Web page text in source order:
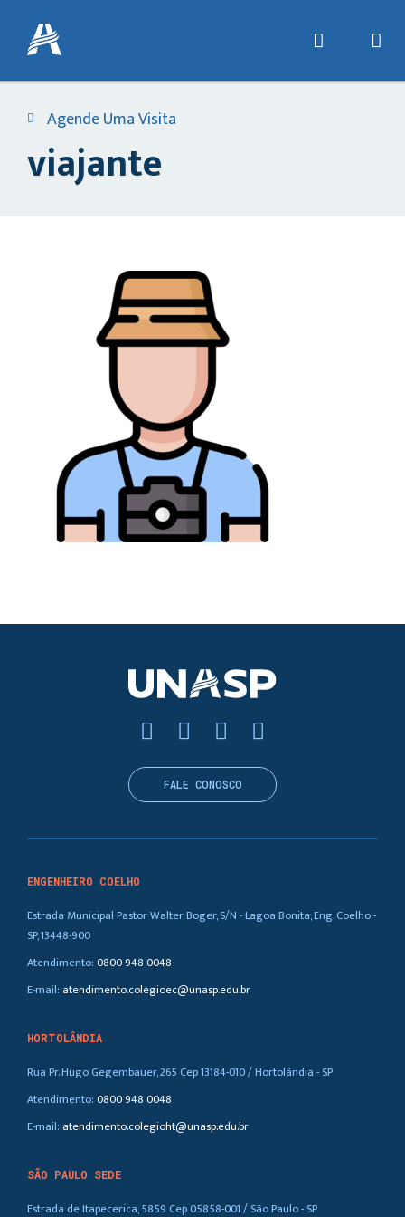
Agende Uma Visita
viajante
ENGENHEIRO COELHO
Estrada Municipal Pastor Walter Boger, S/N - Lagoa Bonita, Eng. Coelho -
SP, 13448-900
Atendimento:0800 948 0048
E-mail: atendimento.colegioec@unasp.edu.br
HORTOLÂNDIA
Rua Pr. Hugo Gegembauer, 265 Cep 13184-010 / Hortolândia - SP
Atendimento:0800 948 0048
E-mail: atendimento.colegioht@unasp.edu.br
SÃO PAULO SEDE
Estrada de Itapecerica, 5859 Cep 05858-001 / São Paulo - SP
FALE CONOSCO